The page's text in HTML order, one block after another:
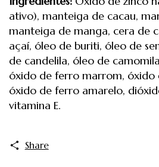
ativo), manteiga de cacau,
manteiga de manga, cera de
açaí, óleo de buriti, óleo de
de candelila, óleo de
óxido de ferro marrom, óxido
óxido de ferro amarelo,
vitamina E.
Share